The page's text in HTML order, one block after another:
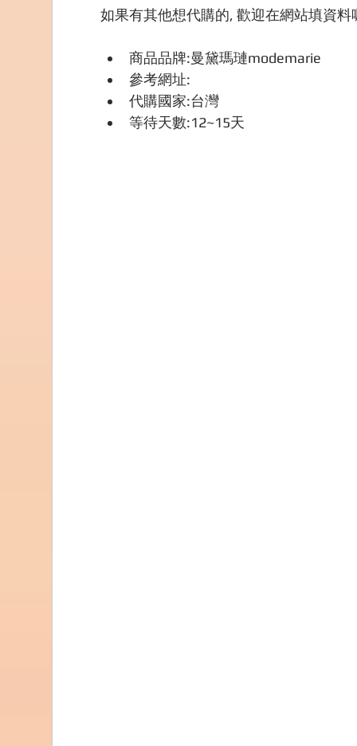
如果有其他想代購的, 歡迎在網站填資料
商品品牌:曼黛瑪璉modemarie
參考網址:
代購國家:台灣
等待天數:12~15天